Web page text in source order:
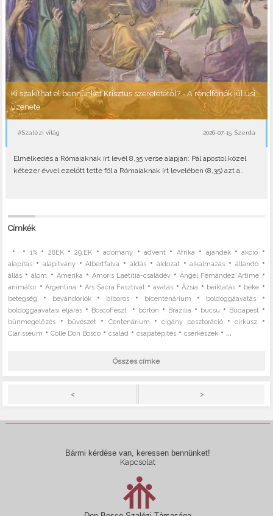
Ki szakíthat el bennünket Krisztus szeretetétől? - A rendfőnök júliusi
üzenete
#Szalézi világ 2026-07-15, Szerda
Elmélkedés a Rómaiaknak írt levél 8,35 verse alapján: Pál apostol közel
kétezer évvel ezelőtt tette föl a Rómaiaknak írt levelében (8,35) azt a..
Címkék
• • 1%• 28EK•29.EK •adomány •advent • Afrika • ajándék•akció •
alapítás • alapítvány•Albertfalva •áldás • áldozat •alkalmazás • állandó•
állás •álom • Amerika • Amoris Laetitia-családév •Ángel Fernández Artime•
animátor •Argentína •Ars Sacra Fesztivál •avatás •Ázsia • beiktatás • béke •
betegség • bevándorlók• bíboros • bicentenárium • boldoggáavatás•
boldoggáavatási eljárás • BoscoFeszt • börtön • Brazília • búcsú • Budapest •
bűnmegelőzés • bűvészet • Centenárium •cigány pasztoráció•cirkusz •
Clarisseum •Colle Don Bosco •család •csapatépítés •cserkészek • ...
Összes címke
< >
Bármi kérdése van, keressen bennünket!
Kapcsolat